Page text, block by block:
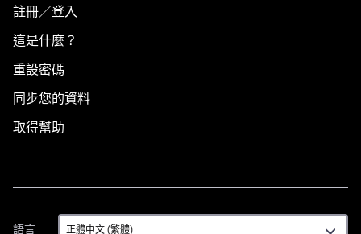
註冊／登入
這是什麼？
重設密碼
同步您的資料
取得幫助
語言
語